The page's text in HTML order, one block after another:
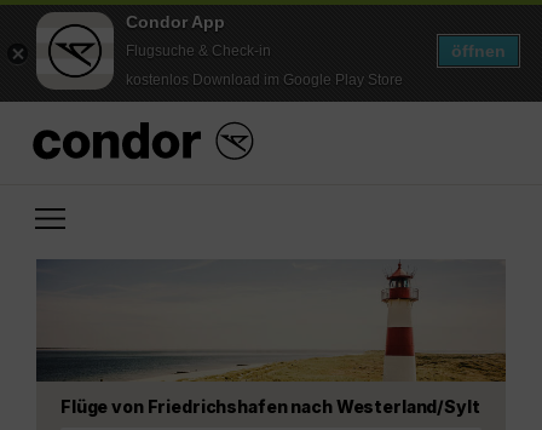
Condor App
Flugsuche & Check-in
kostenlos Download im Google Play Store
öffnen
Flüge von Friedrichshafen nach Westerland/Sylt